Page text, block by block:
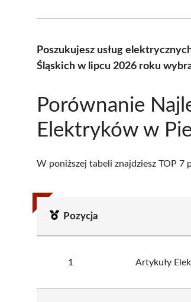
Poszukujesz usług
Śląskich w lipcu 2026 roku
Porównanie
Elektryków w
W poniższej tabeli znajdziesz TOP 7
Pozycja
1 Artykuły